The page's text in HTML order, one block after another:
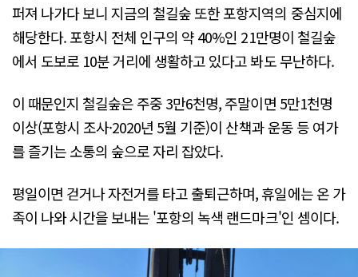
퍼져 나가다 보니 지금의 철길숲 또한 포항지역의 중심지에
해당한다. 포항시 전체 인구의 약 40%인 21만명이 철길숲
에서 도보로 10분 거리에 생활하고 있다고 봐도 무난하다.
이 때문인지 철길숲은 주중 3만6천명, 주말이면 5만1천명
이상(포항시 조사·2020년 5월 기준)이 산책과 운동 등 여가
를 즐기는 소통의 숲으로 자리 잡았다.
평일이면 걷거나 자전거를 타고 출퇴근하며, 휴일에는 온 가
족이 나와 시간을 보내는 '포항의 녹색 랜드마크'인 셈이다.